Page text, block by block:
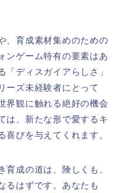
、育成素材集めのための
ンゲーム特有の要素はあ
「ディスガイアらしさ」
ーズ未経験者にとって
界観に触れる絶好の機会
は、新たな形で愛するキ
喜びを与えてくれます。
育成の道は、険しくも、
るはずです。あなたも